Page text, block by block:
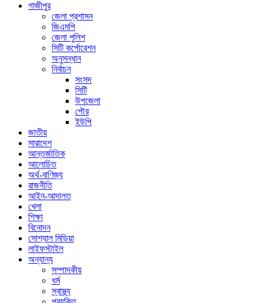
গাজীপুর
জেলা প্রশাসন
জিএমপি
জেলা পুলিশ
সিটি কর্পোরেশন
অনুসন্ধান
নির্বাচন
সংসদ
সিটি
উপজেলা
পৌর
ইউপি
জাতীয়
সারাদেশ
আন্তর্জাতিক
আলোচিত
অর্থ-বাণিজ্য
রাজনীতি
আইন-আদালত
খেলা
শিক্ষা
বিনোদন
সোশ্যাল মিডিয়া
লাইফস্টাইল
অন্যান্য
সম্পাদকীয়
ধর্ম
স্বাস্থ্য